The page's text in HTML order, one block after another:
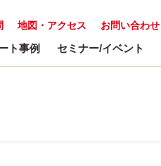
お問い合わせ
地図・アクセス
ト事例 セミナー/イベント